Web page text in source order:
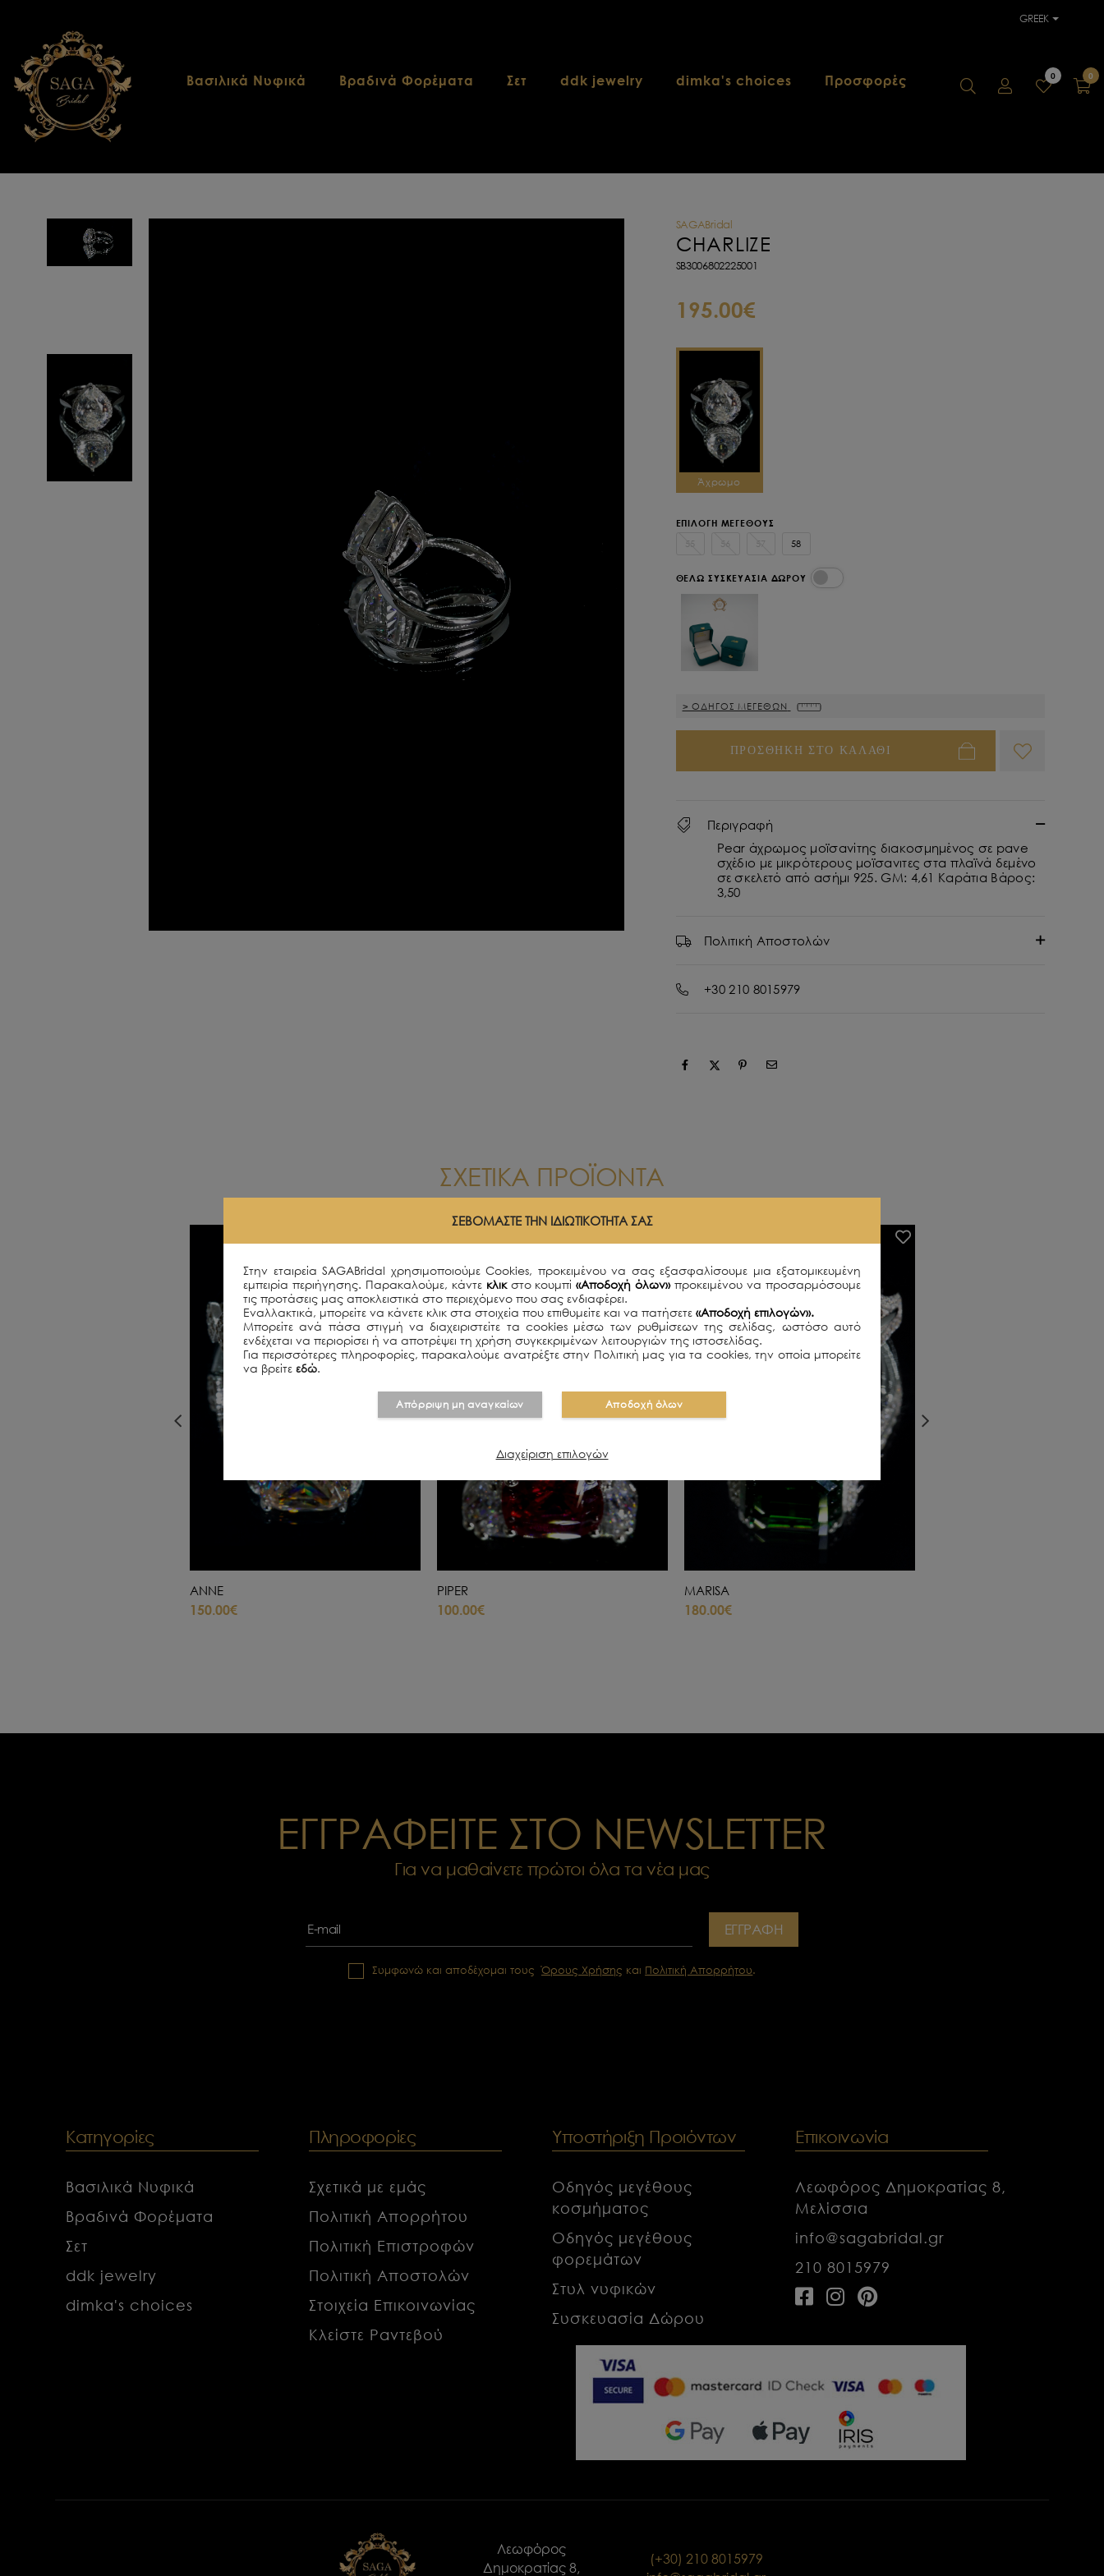
GREEK
Βασιλικά Νυφικά Βραδινά Φορέματα Σετ ddk jewelry dimka's choices Προσφορές 0 0
SAGABridal
CHARLIZE
SB3006802225001
195.00€
Άχρωμο
ΕΠΙΛΟΓΗ ΜΕΓΕΘΟΥΣ
55
56 57 58
ΘΕΛΩ ΣΥΣΚΕΥΑΣΙΑ ΔΩΡΟΥ
> ΟΔΗΓΟΣ ΜΕΓΕΘΩΝ
ΠΡΟΣΘΗΚΗ ΣΤΟ ΚΑΛΑΘΙ
Περιγραφή
Pear άχρωμος μοϊσανίτης διακοσμημένος σε pave
σχέδιο με μικρότερους μοϊσανιτες στα πλαϊνά δεμένο
σε σκελετό από ασήμι 925. GM: 4,61 Καράτια Βάρος:
3,50
Πολιτική Αποστολών
+30 210 8015979
ΣΧΕΤΙΚΑ ΠΡΟΪΟΝΤΑ
ANNE
150.00€
PIPER
100.00€
MARISA
180.00€
ΕΓΓΡΑΦΕΙΤΕ ΣΤΟ NEWSLETTER
Για να μαθαίνετε πρώτοι όλα τα νέα μας
ΕΓΓΡΑΦΗ
Συμφωνώ και αποδέχομαι τουςΌρους Χρήσης και Πολιτική Απορρήτου.
Κατηγορίες
Βασιλικά Νυφικά
Βραδινά Φορέματα
Σετ
ddk jewelry
dimka's choices
Πληροφορίες
Σχετικά με εμάς
Πολιτική Απορρήτου
Πολιτική Επιστροφών
Πολιτική Αποστολών
Στοιχεία Επικοινωνίας
Κλείστε Ραντεβού
Υποστήριξη Προιόντων
Οδηγός μεγέθους
κοσμήματος
Οδηγός μεγέθους
φορεμάτων
Στυλ νυφικών
Συσκευασία Δώρου
Επικοινωνία
Λεωφόρος Δημοκρατίας 8,
Μελίσσια
info@sagabridal.gr
210 8015979
Λεωφόρος
Δημοκρατίας 8,
(+30) 210 8015979
ΣΕΒΌΜΑΣΤΕ ΤΗΝ ΙΔΙΩΤΙΚΌΤΗΤΆ ΣΑΣ
Στην εταιρεία SAGABridal χρησιμοποιούμε Cookies, προκειμένου να σας εξασφαλίσουμε μια εξατομικευμένη
εμπειρία περιήγησης. Παρακαλούμε, κάντε κλικ στο κουμπί«Αποδοχή όλων»προκειμένου να προσαρμόσουμε
τις προτάσεις μας αποκλειστικά στο περιεχόμενο που σας ενδιαφέρει.
Εναλλακτικά, μπορείτε να κάνετε κλικ στα στοιχεία που επιθυμείτε και να πατήσετε «Αποδοχή επιλογών».
Μπορείτε ανά πάσα στιγμή να διαχειριστείτε τα cookies μέσω των ρυθμίσεων της σελίδας, ωστόσο αυτό
ενδέχεται να περιορίσει ή να αποτρέψει τη χρήση συγκεκριμένων λειτουργιών της ιστοσελίδας.
Για περισσότερες πληροφορίες, παρακαλούμε ανατρέξτε στην Πολιτική μας για τα cookies, την οποία μπορείτε
να βρείτε εδώ.
Απόρριψη μη αναγκαίων Αποδοχή όλων
Διαχείριση επιλογών